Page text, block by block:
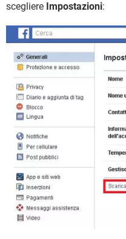
scegliere Impostazioni: